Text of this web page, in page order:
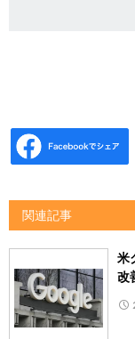
関連記事
米
改